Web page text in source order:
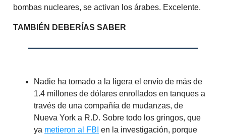
bombas nucleares, se activan los árabes. Excelente.
TAMBIÉN DEBERÍAS SABER
Nadie ha tomado a la ligera el envío de más de
1.4 millones de dólares enrollados en tanques a
través de una compañía de mudanzas, de
Nueva York a R.D. Sobre todo los gringos, que
ya metieron al FBI en la investigación, porque